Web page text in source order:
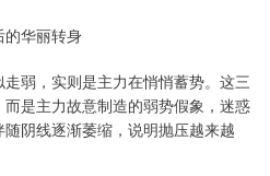
华丽转身
弱，实则是主力在悄悄蓄势。这三
是主力故意制造的弱势假象，迷惑
阴线逐渐萎缩，说明抛压越来越